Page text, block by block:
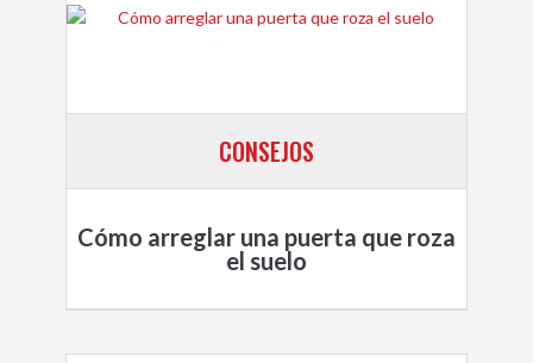
CONSEJOS
Cómo arreglar una puerta que roza
el suelo